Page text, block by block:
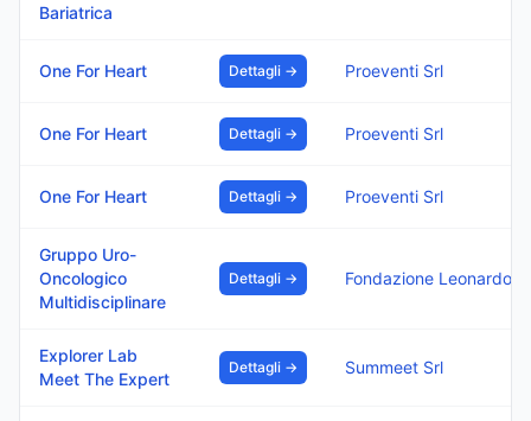
Bariatrica
One For Heart Dettagli → Proeventi Srl
One For Heart Dettagli → Proeventi Srl
One For Heart Dettagli → Proeventi Srl
Gruppo Uro-
Oncologico
Multidisciplinare
Dettagli →
Explorer Lab
Meet The Expert
Dettagli → Summeet Srl